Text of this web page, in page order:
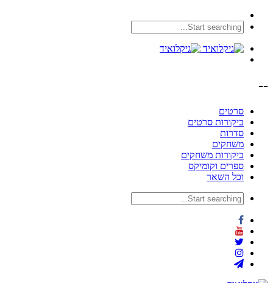
--
סרטים
ביקורות סרטים
סדרות
משחקים
ביקורות משחקים
ספרים וקומיקס
וכל השאר